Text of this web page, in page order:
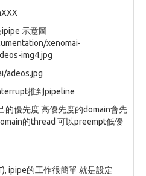
示意圖
xenomai-
img4.jpg
adeos.jpg
推到pipeline
的優先度 高優先度的domain會先
的thread 可以preempt低優
ipipe的工作很簡單 就是設定